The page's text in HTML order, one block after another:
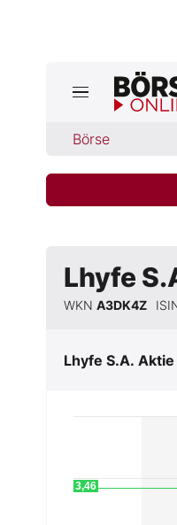
Börse
Jetzt a
Finanz-
BO-
Lhyfe
WKN A3DK4Z
Lhyfe S.A. Aktie
3,46